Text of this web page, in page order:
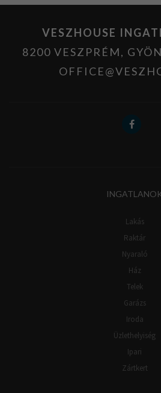
VESZHOUSE
8200 VESZPRÉM,
Lakás
Raktár
Nyaraló
Ház
Telek
Garázs
Iroda
Üzlethelyiség
Ipari
Zártkert